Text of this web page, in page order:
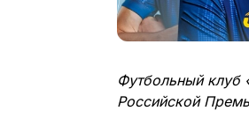
Футбольный клуб
Российской